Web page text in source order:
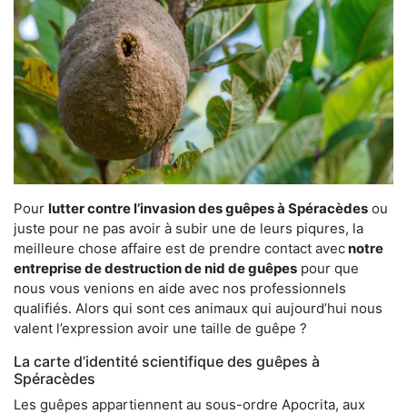
Pour lutter contre l’invasion des guêpes à Spéracèdes ou
juste pour ne pas avoir à subir une de leurs piqures, la
meilleure chose affaire est de prendre contact avecnotre
entreprise de destruction de nid de guêpes pour que
nous vous venions en aide avec nos professionnels
qualifiés. Alors qui sont ces animaux qui aujourd’hui nous
valent l’expression avoir une taille de guêpe ?
La carte d’identité scientifique des guêpes à
Spéracèdes
Les guêpes appartiennent au sous-ordre Apocrita, aux